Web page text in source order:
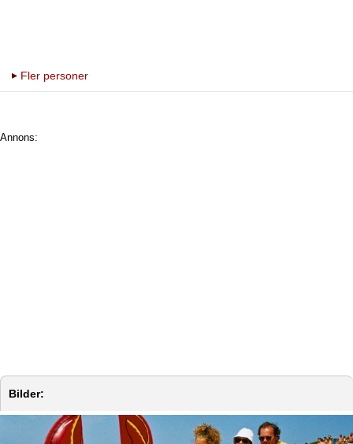
Fler personer
Annons:
Bilder: